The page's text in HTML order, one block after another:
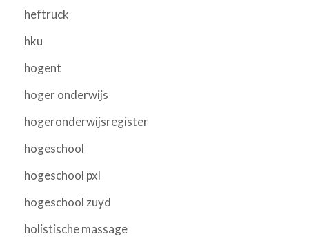
heftruck
hku
hogent
hoger onderwijs
hogeronderwijsregister
hogeschool
hogeschool pxl
hogeschool zuyd
holistische massage